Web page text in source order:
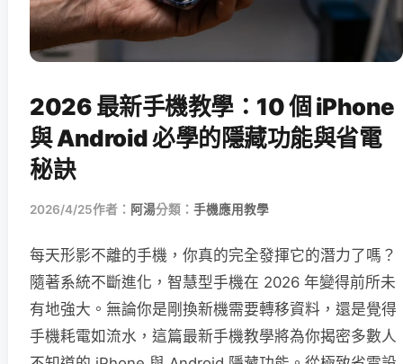
2026 最新手機教學：10 個 iPhone
與 Android 必學的隱藏功能與省電
秘訣
2026/4/25作者： 阿湯分類： 手機應用教學
每天形影不離的手機，你真的完全發揮它的潛力了嗎？
隨著系統不斷進化，智慧型手機在 2026 年變得前所未
有地強大。無論你是剛換新機需要轉移資料，還是覺得
手機耗電如流水，這篇最新手機教學將為你揭密多數人